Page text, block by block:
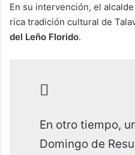
En su intervención, el
rica tradición cultural de
del Leño Florido.
En otro tiempo,
Domingo de